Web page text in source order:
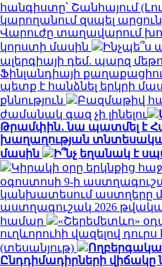
հանգիստը՝ Շանհայում
կարողանում զսպել
Վարուժը տաղավարում
կորստի մասին
Ինչպե՞ս
ալերգիայի դեմ. պարզ
Ֆինլանդիայի
պետք է հանձնել երկրի
քննություն
Բազմաթիվ
ժամանակ գազ չի լինելու
Թրամփին․ նա պատմել է
խաղաղության
մասին
Ի՞նչ եղանակ է
Կիրակի օրը երկնքից
օգոստոսի 9-ի
կանխատեսում աստղերը
աստղագուշակ 2026
համար
«Շերեմետևո»
ուղևորուհի վազելով
(տեսանյութ)
Ընդդիմադիրների վիճակը